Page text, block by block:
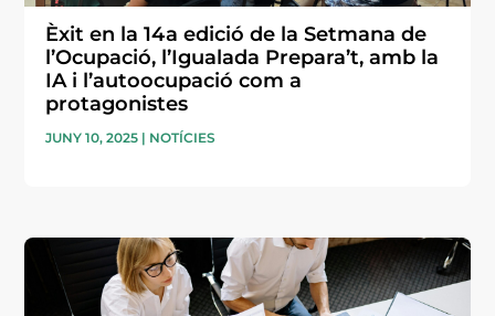
Èxit en la 14a edició de la Setmana de
l’Ocupació, l’Igualada Prepara’t, amb la
IA i l’autoocupació com a
protagonistes
JUNY 10, 2025 | NOTÍCIES